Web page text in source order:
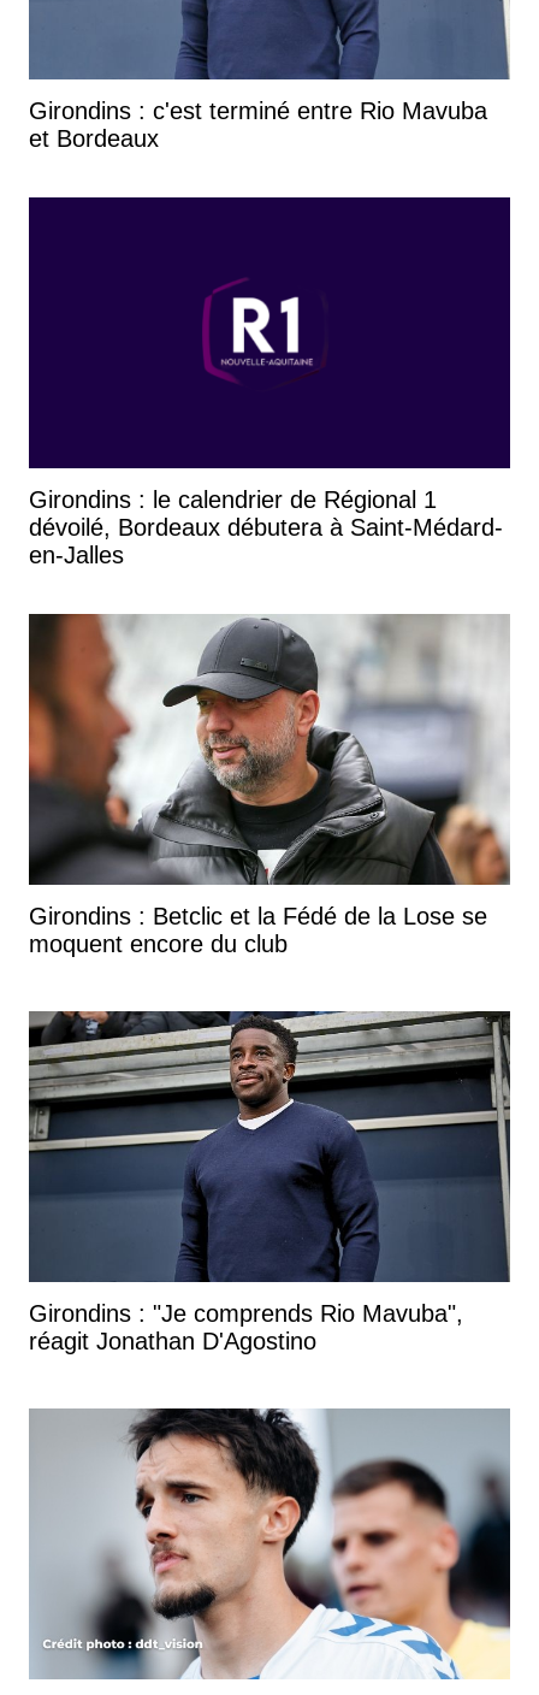
Girondins : c'est terminé entre Rio Mavuba
et Bordeaux
Girondins : le calendrier de Régional 1
dévoilé, Bordeaux débutera à Saint-Médard-
en-Jalles
Girondins : Betclic et la Fédé de la Lose se
moquent encore du club
Girondins : "Je comprends Rio Mavuba",
réagit Jonathan D'Agostino